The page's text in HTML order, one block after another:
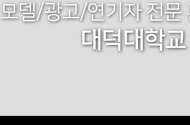
모델/광고/연기자 전문
대덕대학